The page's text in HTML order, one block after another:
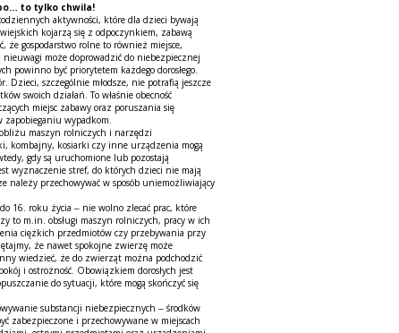
to tylko chwila!
aktywności, które dla dzieci bywają
kojarzą się z odpoczynkiem, zabawą
że gospodarstwo rolne to również miejsce,
może doprowadzić do niebezpiecznej
powinno być priorytetem każdego dorosłego.
Dzieci, szczególnie młodsze, nie potrafią jeszcze
swoich działań. To właśnie obecność
miejsc zabawy oraz poruszania się
zapobieganiu wypadkom.
maszyn rolniczych i narzędzi
kombajny, kosiarki czy inne urządzenia mogą
gdy są uruchomione lub pozostają
wyznaczenie stref, do których dzieci nie mają
należy przechowywać w sposób uniemożliwiający
16. roku życia – nie wolno zlecać prac, które
to m.in. obsługi maszyn rolniczych, pracy w ich
ciężkich przedmiotów czy przebywania przy
że nawet spokojne zwierzę może
wiedzieć, że do zwierząt można podchodzić
i ostrożność. Obowiązkiem dorosłych jest
do sytuacji, które mogą skończyć się
substancji niebezpiecznych – środków
zabezpieczone i przechowywane w miejscach